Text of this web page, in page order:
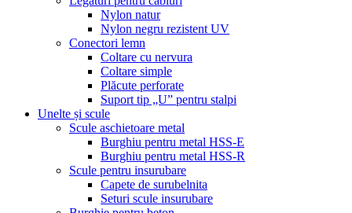
Nylon natur
Nylon negru rezistent UV
Conectori lemn
Coltare cu nervura
Coltare simple
Plăcute perforate
Suport tip „U” pentru stalpi
Unelte și scule
Scule aschietoare metal
Burghiu pentru metal HSS-E
Burghiu pentru metal HSS-R
Scule pentru insurubare
Capete de surubelnita
Seturi scule insurubare